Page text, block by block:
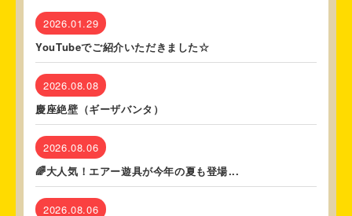
2026.01.29
YouTubeでご紹介いただきました☆
2026.08.08
慶座絶壁（ギーザバンタ）
2026.08.06
🌈大人気！エアー遊具が今年の夏も登場...
2026.08.06